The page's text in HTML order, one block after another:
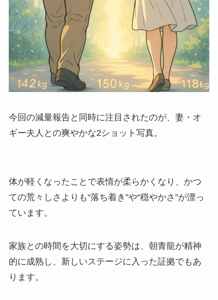
今回の減量報告と同時に注目されたのが、妻・オ
ギー夫人との爽やかな2ショット写真。
体が軽くなったことで表情が柔らかくなり、かつ
ての荒々しさよりも“落ち着き”や“穏やかさ”が漂っ
ています。
家族との時間を大切にする姿勢は、朝青龍が精神
的に成熟し、新しいステージに入った証拠でもあ
ります。